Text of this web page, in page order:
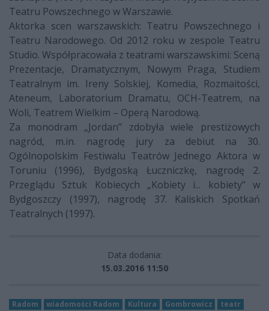
Teatru Powszechnego w Warszawie.
Aktorka scen warszawskich: Teatru Powszechnego i
Teatru Narodowego. Od 2012 roku w zespole Teatru
Studio. Współpracowała z teatrami warszawskimi: Sceną
Prezentacje, Dramatycznym, Nowym Praga, Studiem
Teatralnym im. Ireny Solskiej, Komedia, Rozmaitości,
Ateneum, Laboratorium Dramatu, OCH-Teatrem, na
Woli, Teatrem Wielkim – Operą Narodową.
Za monodram „Jordan” zdobyła wiele prestiżowych
nagród, m.in. nagrodę jury za debiut na 30.
Ogólnopolskim Festiwalu Teatrów Jednego Aktora w
Toruniu (1996), Bydgoską Łuczniczkę, nagrodę 2.
Przeglądu Sztuk Kobiecych „Kobiety i... kobiety” w
Bydgoszczy (1997), nagrodę 37. Kaliskich Spotkań
Teatralnych (1997).
Data dodania:
15.03.2016 11:50
Radom wiadomości Radom Kultura Gombrowicz
teatr